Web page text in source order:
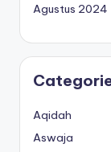
Agustus 2024
Aqidah
Aswaja